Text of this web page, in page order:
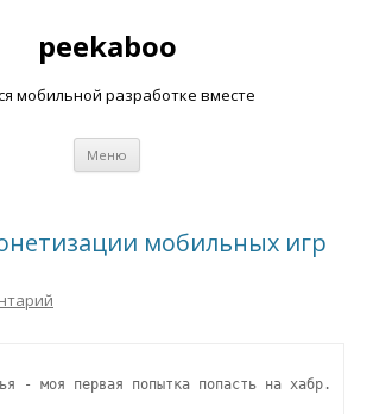
peekaboo
мобильной разработке вместе
Меню
мобильных игр
- моя первая попытка попасть на хабр.